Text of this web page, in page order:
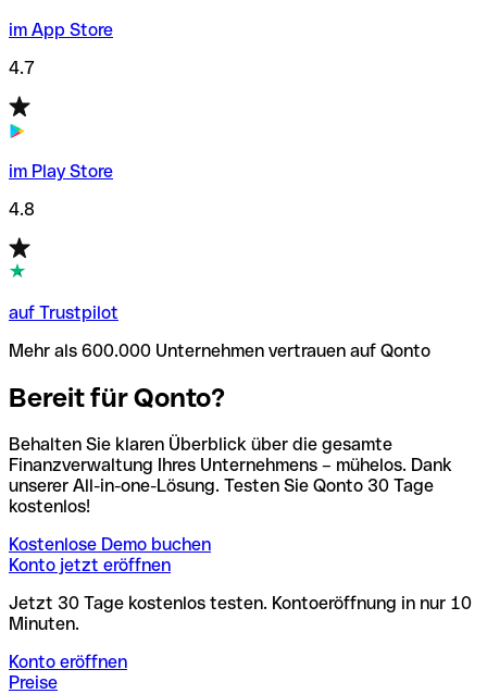
im App Store
4.7
im Play Store
4.8
auf Trustpilot
Mehr als 600.000 Unternehmen vertrauen auf Qonto
Bereit für Qonto?
Behalten Sie klaren Überblick über die gesamte
Finanzverwaltung Ihres Unternehmens – mühelos. Dank
unserer All-in-one-Lösung. Testen Sie Qonto 30 Tage
kostenlos!
Kostenlose Demo buchen
Konto jetzt eröffnen
Jetzt 30 Tage kostenlos testen. Kontoeröffnung in nur 10
Minuten.
Konto eröffnen
Preise